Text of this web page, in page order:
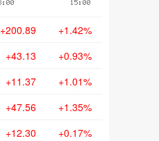
+200.89 +1.42%
+43.13 +0.93%
+11.37 +1.01%
+47.56 +1.35%
+12.30 +0.17%